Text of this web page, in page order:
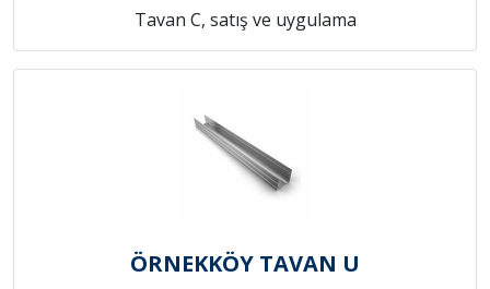
Tavan C, satış ve uygulama
ÖRNEKKÖY TAVAN U